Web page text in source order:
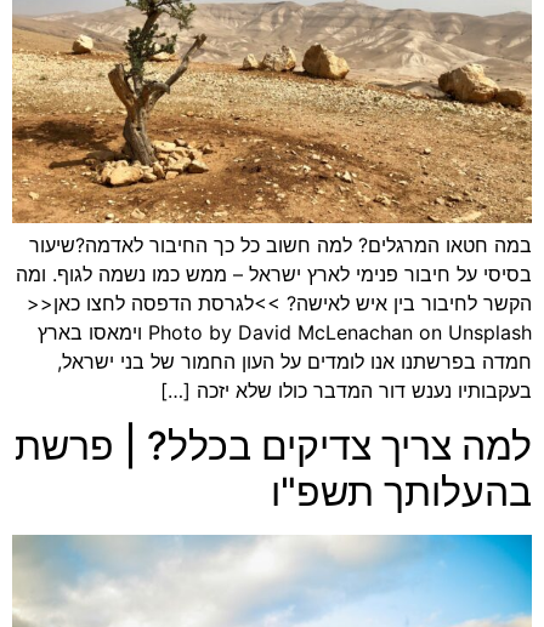
במה חטאו המרגלים? למה חשוב כל כך החיבור לאדמה?שיעור
בסיסי על חיבור פנימי לארץ ישראל – ממש כמו נשמה לגוף. ומה
הקשר לחיבור בין איש לאישה? >>לגרסת הדפסה לחצו כאן<<
Photo by David McLenachan on Unsplash וימאסו בארץ
חמדה בפרשתנו אנו לומדים על העון החמור של בני ישראל,
בעקבותיו נענש דור המדבר כולו שלא יזכה […]
למה צריך צדיקים בכלל? | פרשת
בהעלותך תשפ"ו